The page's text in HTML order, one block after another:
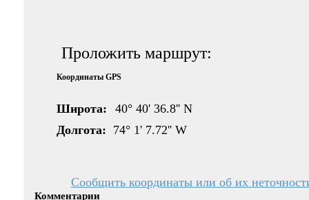
Проложить маршрут:
Координаты GPS
Широта:
40° 40' 36.8'' N
Долгота: 74° 1' 7.72'' W
Сообщить координаты или об их
Комментарии